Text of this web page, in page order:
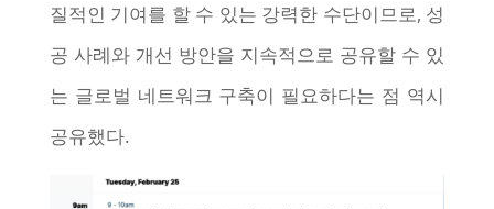
질적인 기여를 할 수 있는 강력한 수단이므로, 성
공 사례와 개선 방안을 지속적으로 공유할 수 있
는 글로벌 네트워크 구축이 필요하다는 점 역시
공유했다.